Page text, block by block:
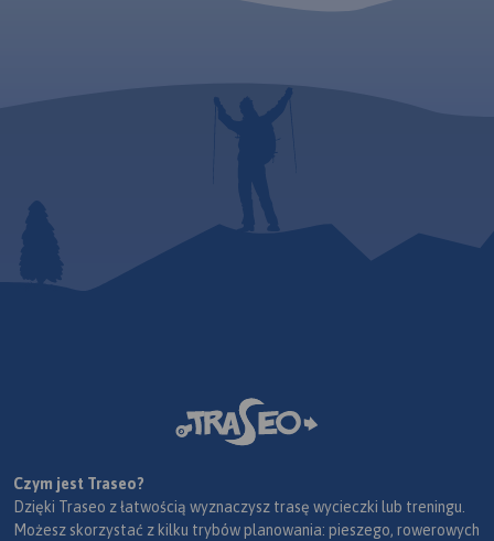
Czym jest Traseo?
Dzięki Traseo z łatwością wyznaczysz trasę wycieczki lub treningu.
Możesz skorzystać z kilku trybów planowania: pieszego, rowerowych